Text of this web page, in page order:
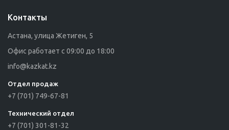
Контакты
Астана, улица Жетиген, 5
Офис работает с 09:00 до 18:00
info@kazkat.kz
Отдел продаж
+7 (701) 749-67-81
Технический отдел
+7 (701) 301-81-32